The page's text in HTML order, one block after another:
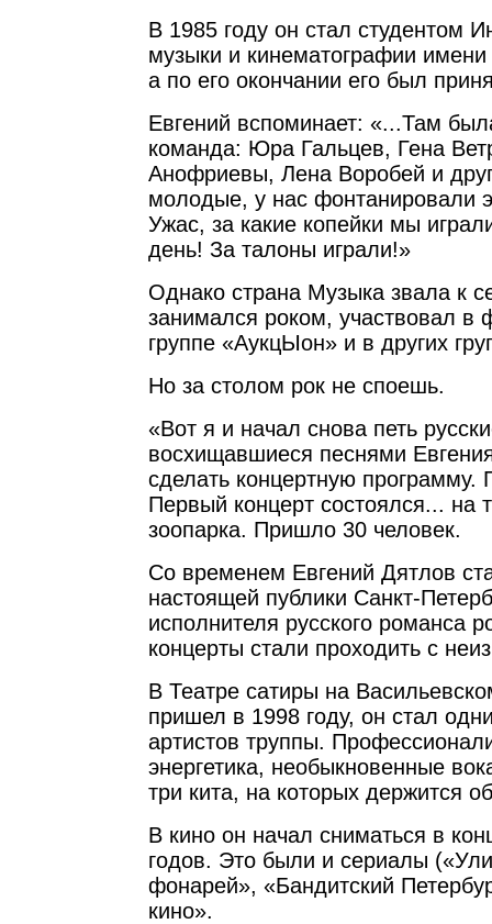
В 1985 году он стал студентом
музыки и кинематографии
а по его окончании его был
Евгений вспоминает: «...Там
команда: Юра Гальцев, Гена
Анофриевы, Лена Воробей и
молодые, у нас фонтанировали
Ужас, за какие копейки мы
день! За талоны играли!»
Однако страна Музыка звала к
занимался роком, участвовал в
группе «АукцЫон» и в других
Но за столом рок не споешь.
«Вот я и начал снова петь
восхищавшиеся песнями
сделать концертную программу.
Первый концерт состоялся... на
зоопарка. Пришло 30 человек.
Со временем Евгений Дятлов
настоящей публики Санкт-
исполнителя русского романса
концерты стали проходить с
В Театре сатиры на
пришел в 1998 году, он стал
артистов труппы.
энергетика, необыкновенные
три кита, на которых держится
В кино он начал сниматься в
годов. Это были и сериалы
фонарей», «Бандитский
кино».